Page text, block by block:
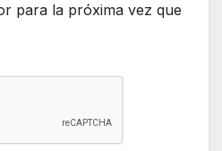
para la próxima vez que